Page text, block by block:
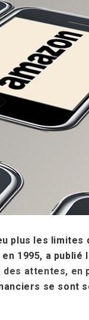
plus les
1995, a
attentes, en
se sont